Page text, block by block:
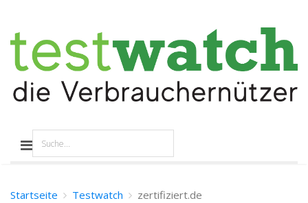
Startseite Testwatch zertifiziert.de